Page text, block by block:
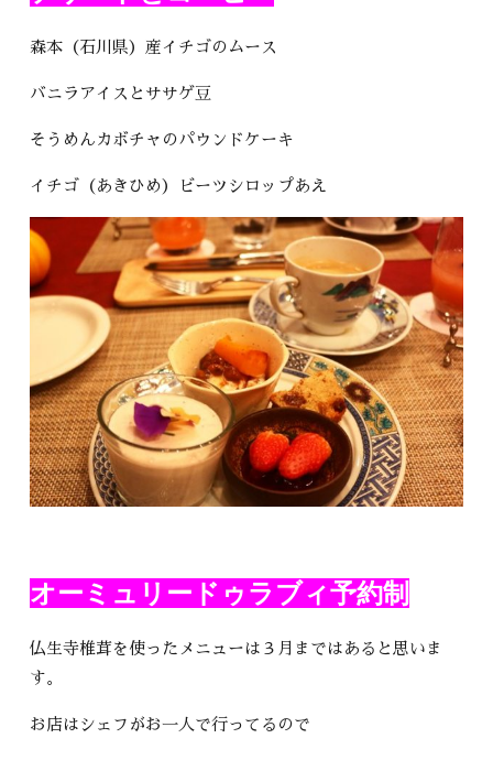
森本（石川県）産イチゴのムース
バニラアイスとササゲ豆
そうめんカボチャのパウンドケーキ
イチゴ（あきひめ）ビーツシロップあえ
オーミュリードゥラブィ予約制
仏生寺椎茸を使ったメニューは３月まではあると思いま
す。
お店はシェフがお一人で行ってるので